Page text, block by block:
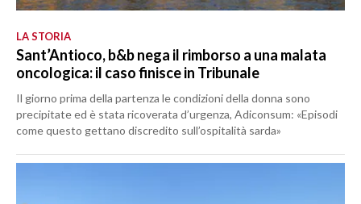
LA STORIA
Sant’Antioco, b&b nega il rimborso a una malata
oncologica: il caso finisce in Tribunale
Il giorno prima della partenza le condizioni della donna sono
precipitate ed è stata ricoverata d’urgenza, Adiconsum: «Episodi
come questo gettano discredito sull’ospitalità sarda»